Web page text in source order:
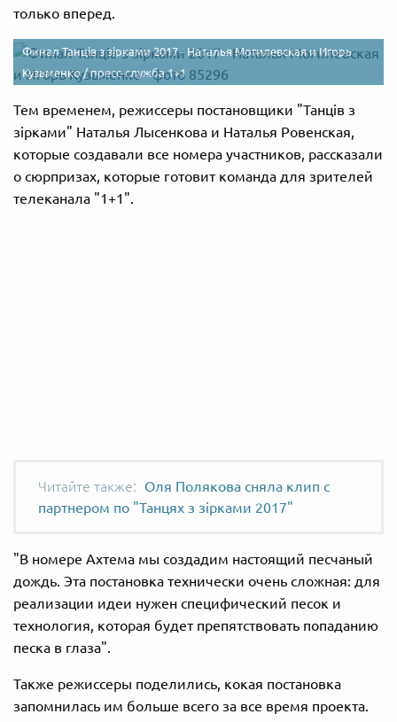
только вперед.
Финал Танців з зірками 2017 - Наталья Могилевская и Игорь
Кузьменко /пресс-служба 1+1
Тем временем, режиссеры постановщики "Танців з
зірками" Наталья Лысенкова и Наталья Ровенская,
которые создавали все номера участников, рассказали
о сюрпризах, которые готовит команда для зрителей
телеканала "1+1".
Оля Полякова сняла клип с
партнером по "Танцях з зірками 2017"
"В номере Ахтема мы создадим настоящий песчаный
дождь. Эта постановка технически очень сложная: для
реализации идеи нужен специфический песок и
технология, которая будет препятствовать попаданию
песка в глаза".
Также режиссеры поделились, кокая постановка
запомнилась им больше всего за все время проекта.